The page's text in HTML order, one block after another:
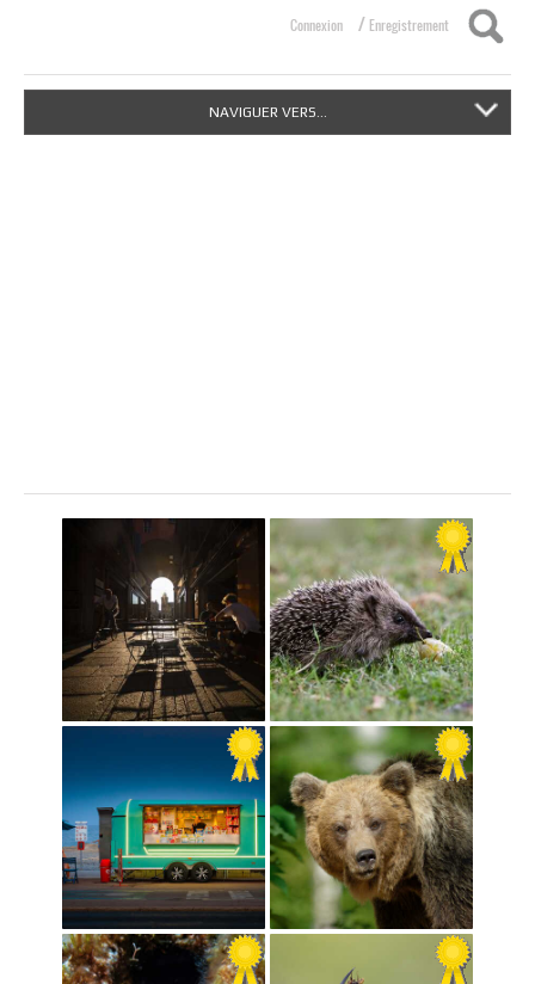
Connexion / Enregistrement
NAVIGUER VERS...